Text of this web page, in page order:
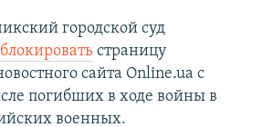
городской суд
страницу
сайта Оnline.ua с
погибших в ходе войны в
военных.